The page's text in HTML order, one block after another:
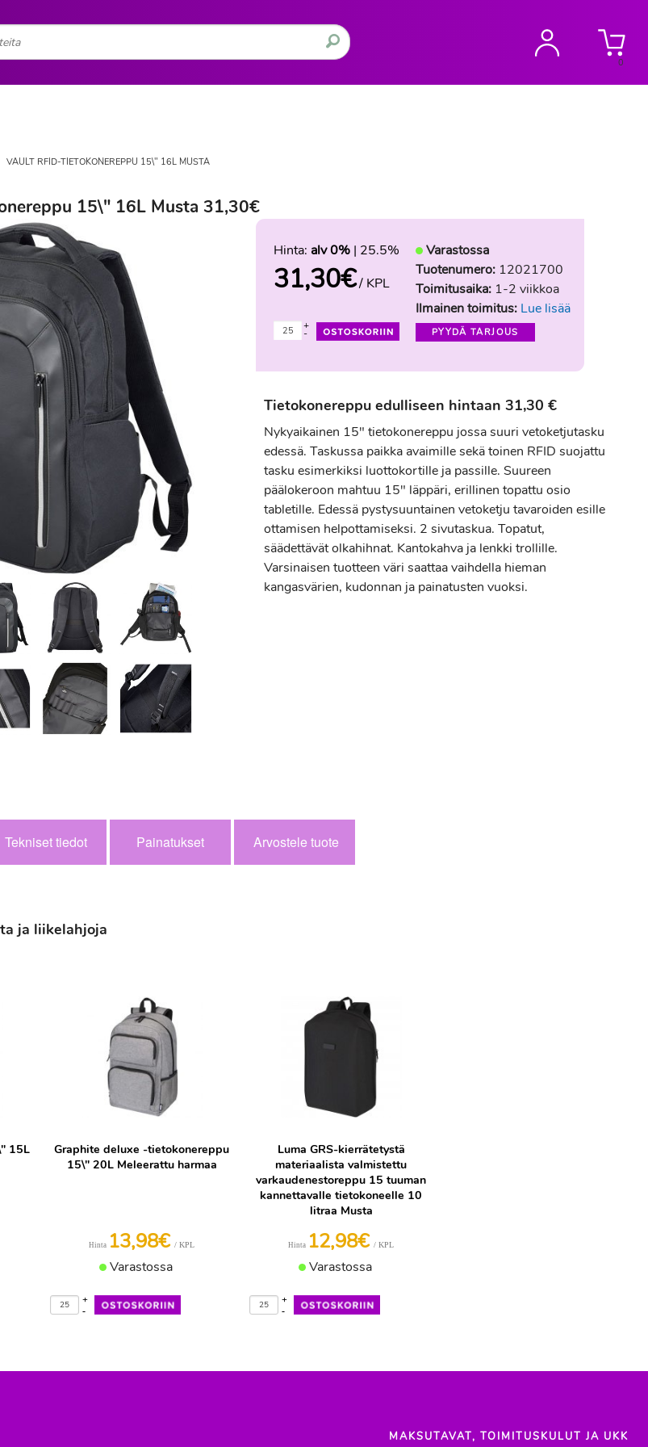
0
VAULT RFID-TIETOKONEREPPU 15\" 16L MUSTA
15\" 16L Musta 31,30€
Hinta: alv 0% | 25.5%
31,30€/ KPL
-
+
Varastossa
Tuotenumero: 12021700
Toimitusaika: 1-2 viikkoa
Ilmainen toimitus: Lue lisää
PYYDÄ TARJOUS
Tietokonereppu edulliseen hintaan 31,30 €
Nykyaikainen 15" tietokonereppu jossa suuri vetoketjutasku
edessä. Taskussa paikka avaimille sekä toinen RFID suojattu
tasku esimerkiksi luottokortille ja passille. Suureen
päälokeroon mahtuu 15" läppäri, erillinen topattu osio
tabletille. Edessä pystysuuntainen vetoketju tavaroiden esille
ottamisen helpottamiseksi. 2 sivutaskua. Topatut,
säädettävät olkahihnat. Kantokahva ja lenkki trollille.
Varsinaisen tuotteen väri saattaa vaihdella hieman
kangasvärien, kudonnan ja painatusten vuoksi.
Tekniset tiedot Painatukset Arvostele tuote
ja liikelahjoja
15L
Graphite deluxe -tietokonereppu
15\" 20L Meleerattu harmaa
Hinta 13,98€ / KPL
Varastossa
-
+
Luma GRS-kierrätetystä
materiaalista valmistettu
varkaudenestoreppu 15 tuuman
kannettavalle tietokoneelle 10
litraa Musta
Hinta 12,98€ / KPL
Varastossa
-
+
MAKSUTAVAT, TOIMITUSKULUT JA UKK